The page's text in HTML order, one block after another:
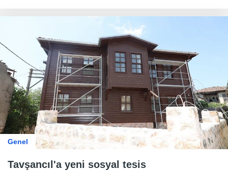
Genel
Tavşancıl'a yeni sosyal tesis